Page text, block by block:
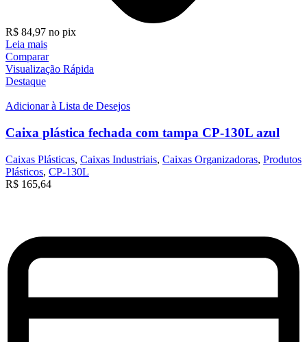
R$ 84,97 no pix
Leia mais
Comparar
Visualização Rápida
Destaque
Adicionar à Lista de Desejos
Caixa plástica fechada com tampa CP-130L azul
Caixas Plásticas, Caixas Industriais, Caixas Organizadoras, Produtos
Plásticos, CP-130L
R$ 165,64